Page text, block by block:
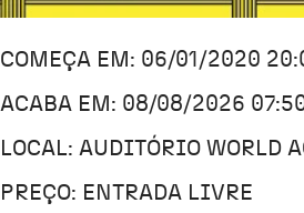
COMEÇA EM: 06/01/2020
ACABA EM: 08/08/2026
LOCAL: AUDITÓRIO WORLD
PREÇO: ENTRADA LIVRE